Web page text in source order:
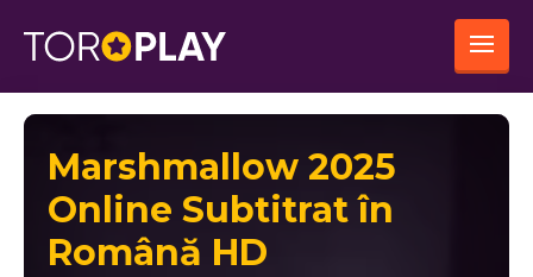
Marshmallow 2025
Online Subtitrat în
Română HD